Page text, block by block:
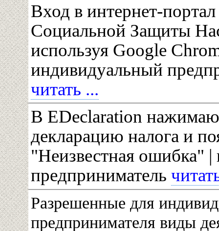
Вход в интернет-
Социальной Защиты
используя Google
индивидуальный
читать ...
В EDeclaration нажимаю
декларацию налога и
"Неизвестная ошибка"
предприниматель
Разрешенные для
предпринимателя виды